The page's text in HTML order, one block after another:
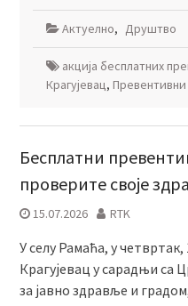
Актуелно, Друштво
акција бесплатних
Крагујевац,
Бесплатни
проверите своје
15.07.2026 RTK
У селу Рамаћа, у
Крагујевац у сарадњи са
за јавно здравље и